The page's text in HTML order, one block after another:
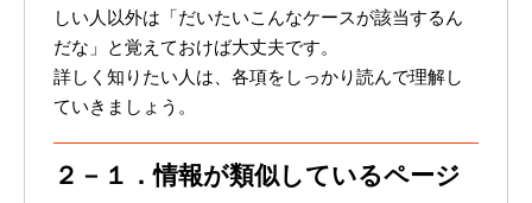
しい人以外は「だいたいこんなケースが該当するん
だな」と覚えておけば大丈夫です。
詳しく知りたい人は、各項をしっかり読んで理解し
ていきましょう。
２－１．情報が類似しているページ